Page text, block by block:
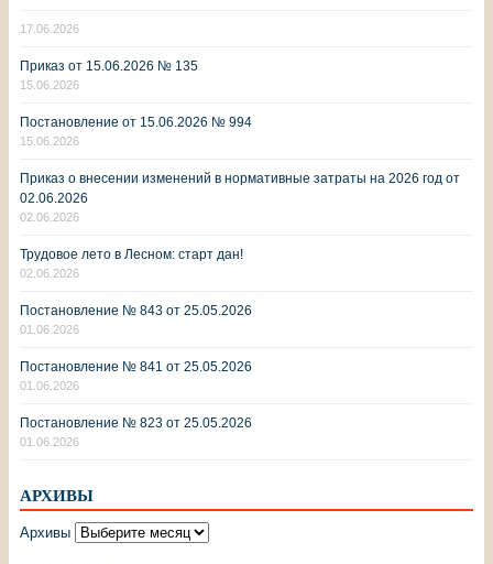
17.06.2026
Приказ от 15.06.2026 № 135
15.06.2026
Постановление от 15.06.2026 № 994
15.06.2026
Приказ о внесении изменений в нормативные затраты на 2026 год от
02.06.2026
02.06.2026
Трудовое лето в Лесном: старт дан!
02.06.2026
Постановление № 843 от 25.05.2026
01.06.2026
Постановление № 841 от 25.05.2026
01.06.2026
Постановление № 823 от 25.05.2026
01.06.2026
АРХИВЫ
Архивы